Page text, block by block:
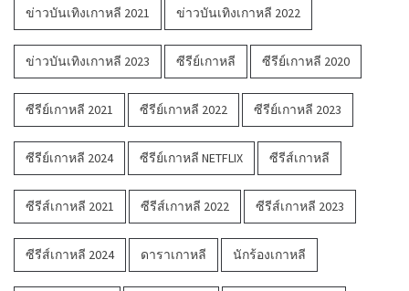
ข่าวบันเทิงเกาหลี 2021 ข่าวบันเทิงเกาหลี 2022
ข่าวบันเทิงเกาหลี 2023 ซีรีย์เกาหลี ซีรีย์เกาหลี 2020
ซีรีย์เกาหลี 2021 ซีรีย์เกาหลี 2022 ซีรีย์เกาหลี 2023
ซีรีย์เกาหลี 2024 ซีรีย์เกาหลี NETFLIX ซีรีส์เกาหลี
ซีรีส์เกาหลี 2021 ซีรีส์เกาหลี 2022 ซีรีส์เกาหลี 2023
ซีรีส์เกาหลี 2024 ดาราเกาหลี นักร้องเกาหลี